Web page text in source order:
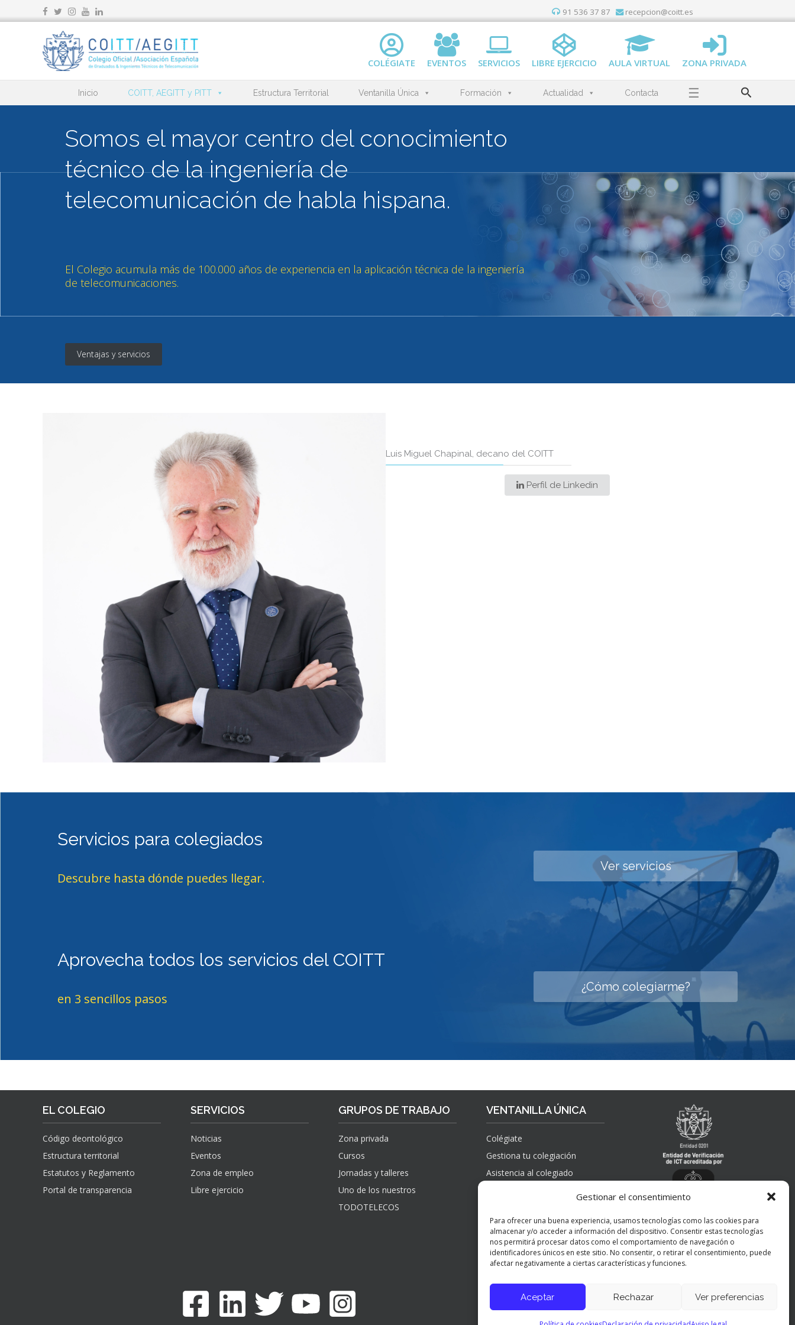
Gestionar el consentimiento
Para ofrecer una buena experiencia, usamos tecnologías como las cookies para
almacenar y/o acceder a información del dispositivo. Consentir estas tecnologías
nos permitirá procesar datos como el comportamiento de navegación o
identificadores únicos en este sitio. No consentir, o retirar el consentimiento, puede
afectar negativamente a ciertas características y funciones.
Aceptar Rechazar Ver preferencias
al
91 536 37 87 recepcion@coitt.es
COLÉGIATE EVENTOS SERVICIOS LIBRE EJERCICIO AULA VIRTUAL ZONA PRIVADA
Inicio COITT, AEGITT y PITT Estructura Territorial Ventanilla Única Formación Actualidad Contacta ☰ Buscar
Somos el mayor centro del conocimiento
técnico de la ingeniería de
telecomunicación de habla hispana.
El Colegio acumula más de 100.000 años de experiencia en la aplicación técnica de la ingeniería
de telecomunicaciones.
Ventajas y servicios
Telecos, a otro nivel
Ventajas y servicios
Luis Miguel Chapinal, decano del COITT
Perfil de Linkedin
Servicios para colegiados
Descubre hasta dónde puedes llegar.
Ver servicios
Aprovecha todos los servicios del COITT
en 3 sencillos pasos
¿Cómo colegiarme?
EL COLEGIO
Código deontológico
Estructura territorial
Estatutos y Reglamento
Portal de transparencia
SERVICIOS
Noticias
Eventos
Zona de empleo
Libre ejercicio
GRUPOS DE TRABAJO
Zona privada
Cursos
Jornadas y talleres
Uno de los nuestros
TODOTELECOS
VENTANILLA ÚNICA
Colégiate
Gestiona tu colegiación
Asistencia al colegiado
observaciones, quejas,
reclamaciones y apelaciones
verificados ICT
Panel de preferencias cookies